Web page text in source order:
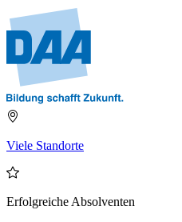
Viele Standorte
Erfolgreiche Absolventen